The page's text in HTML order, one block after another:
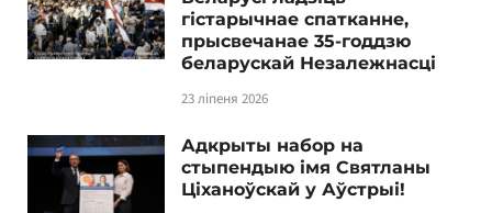
гістарычнае спатканне,
прысвечанае 35-годдзю
беларускай Незалежнасці
23 ліпеня 2026
Адкрыты набор на
стыпендыю імя Святланы
Ціханоўскай у Аўстрыі!